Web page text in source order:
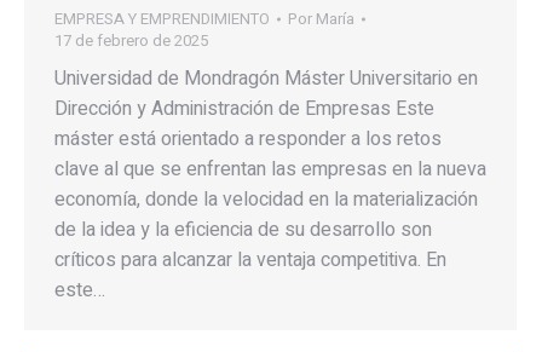
EMPRESA Y EMPRENDIMIENTO Por María
17 de febrero de 2025
Universidad de Mondragón Máster Universitario en
Dirección y Administración de Empresas Este
máster está orientado a responder a los retos
clave al que se enfrentan las empresas en la nueva
economía, donde la velocidad en la materialización
de la idea y la eficiencia de su desarrollo son
críticos para alcanzar la ventaja competitiva. En
este…